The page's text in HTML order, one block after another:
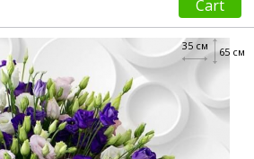
Cart
65 см
35 см